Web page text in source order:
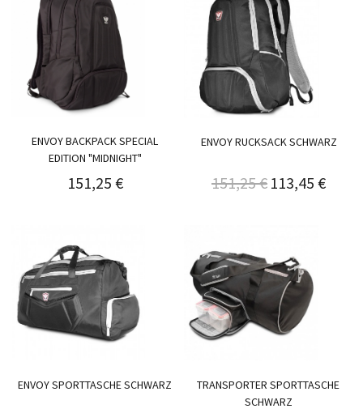
ENVOY BACKPACK SPECIAL
EDITION "MIDNIGHT"
151,25 €
ENVOY RUCKSACK SCHWARZ
151,25 € 113,45 €
ENVOY SPORTTASCHE SCHWARZ
TRANSPORTER SPORTTASCHE
SCHWARZ